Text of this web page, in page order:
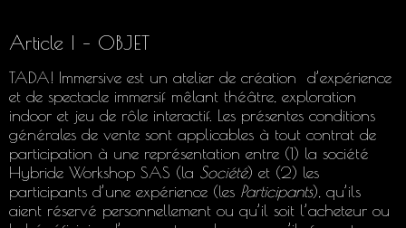
Article I – OBJET
TADA! Immersive est un atelier de création d’expérience
et de spectacle immersif mêlant théâtre, exploration
indoor et jeu de rôle interactif. Les présentes conditions
générales de vente sont applicables à tout contrat de
participation à une représentation entre (1) la société
Hybride Workshop SAS (la Société) et (2) les
participants d’une expérience (les Participants), qu’ils
aient réservé personnellement ou qu’il soit l’acheteur ou